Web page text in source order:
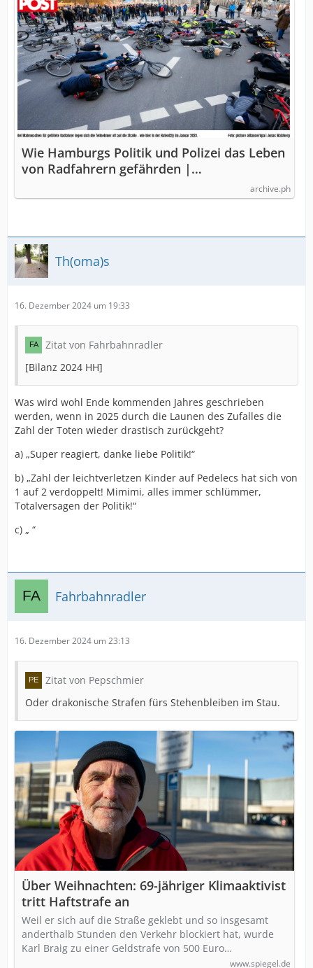
Wie Hamburgs Politik und Polizei das Leben
von Radfahrern gefährden |…
archive.ph
Th(oma)s
16. Dezember 2024 um 19:33
Zitat von Fahrbahnradler
[Bilanz 2024 HH]
Was wird wohl Ende kommenden Jahres geschrieben
werden, wenn in 2025 durch die Launen des Zufalles die
Zahl der Toten wieder drastisch zurückgeht?
a) „Super reagiert, danke liebe Politik!“
b) „Zahl der leichtverletzen Kinder auf Pedelecs hat sich von
1 auf 2 verdoppelt! Mimimi, alles immer schlümmer,
Totalversagen der Politik!“
c) „ “
Fahrbahnradler
16. Dezember 2024 um 23:13
Zitat von Pepschmier
Oder drakonische Strafen fürs Stehenbleiben im Stau.
Über Weihnachten: 69-jähriger Klimaaktivist
tritt Haftstrafe an
Weil er sich auf die Straße geklebt und so insgesamt
anderthalb Stunden den Verkehr blockiert hat, wurde
Karl Braig zu einer Geldstrafe von 500 Euro…
www.spiegel.de